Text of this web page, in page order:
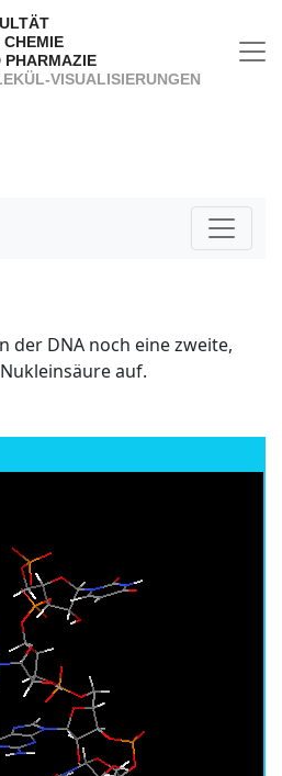
CHEMIE
PHARMAZIE
VISUALISIERUNGEN
der DNA noch eine zweite,
auf.